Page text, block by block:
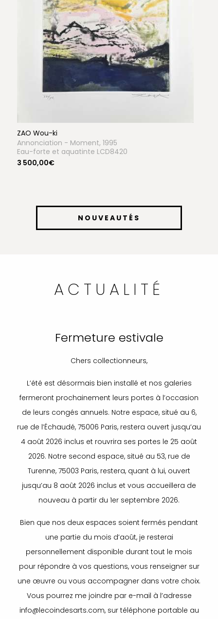
ZAO Wou-ki
Annonciation - Moment, 1995
Eau-forte et aquatinte LCD8420
3 500,00€
NOUVEAUTÉS
ACTUALITÉ
Fermeture estivale
Chers collectionneurs,
L’été est désormais bien installé et nos galeries
fermeront prochainement leurs portes à l’occasion
de leurs congés annuels. Notre espace, situé au 6,
rue de l’Échaudé, 75006 Paris, restera ouvert jusqu’au
4 août 2026 inclus et rouvrira ses portes le 25 août
2026. Notre second espace, situé au 53, rue de
Turenne, 75003 Paris, restera, quant à lui, ouvert
jusqu’au 8 août 2026 inclus et vous accueillera de
nouveau à partir du 1er septembre 2026.
Bien que nos deux espaces soient fermés pendant
une partie du mois d’août, je resterai
personnellement disponible durant tout le mois
pour répondre à vos questions, vous renseigner sur
une œuvre ou vous accompagner dans votre choix.
Vous pourrez me joindre par e-mail à l’adresse
info@lecoindesarts.com, sur téléphone portable au